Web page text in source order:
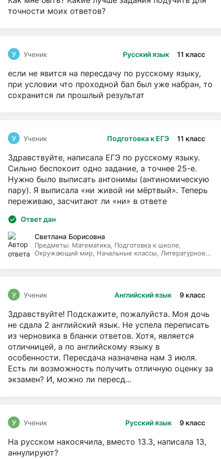
точности моих ответов?
Русский язык 11 класс
У Ученик
если не явится на пересдачу по русскому языку,
при условии что проходной бал был уже набран, то
сохранится ли прошлый результат
Подготовка к ЕГЭ 11 класс
У Ученик
Здравствуйте, написала ЕГЭ по русскому языку.
Сильно беспокоит одно задание, а точнее 25-е.
Нужно было выписать антонимы (антиномическую
пару). Я выписала «ни живой ни мёртвый». Теперь
переживаю, засчитают ли «ни» в ответе
Ответ дан
Светлана Борисовна
Предметы: Математика, Подготовка к школе,
Окружающий мир, Начальные классы, Литературное
Английский язык 9 класс
У Ученик
Здравствуйте! Подскажите, пожалуйста. Моя дочь
не сдала 2 английский язык. Не успела переписать
из черновика в бланки ответов. Хотя, является
отличницей, а по английскому языку в
особенности. Пересдача назначена нам 3 июля.
Есть ли возможность получить отличную оценку за
экзамен? И, можно ли пересд...
Русский язык 9 класс
У Ученик
На русском накосячила, вместо 13.3, написала 13,
аннулируют?